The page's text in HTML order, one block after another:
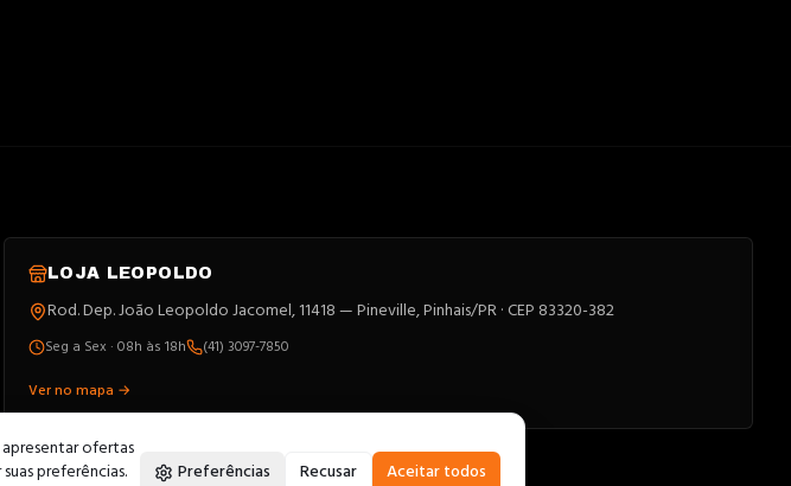
LOJA LEOPOLDO
Rod. Dep. João Leopoldo Jacomel, 11418 — Pineville, Pinhais/PR · CEP 83320-382
Seg a Sex · 08h às 18h
(41) 3097-7850
Ver no mapa →
ofertas
preferências.
Preferências Recusar Aceitar todos